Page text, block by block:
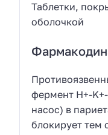
Таблетки,
оболочкой
фермент Н+-
насос) в
блокирует тем